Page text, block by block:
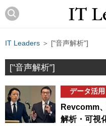
IT Leaders ＞ ["音声解析"]
["音声解析"]
データ活用
Revcomm
解析・可視